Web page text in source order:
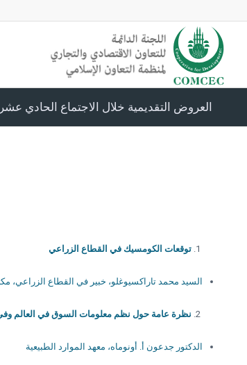
العروض التقديمية خلال الاجتماع الحادي
توقعات الكومسيك في القطاع الزراعي
السيد محمد تاراكسيوغلو، خبير في القطاع الزراعي،
نظرة عامة حول نظم معلومات السوق في العالم
الدكتور جدعون أ. أونوماه، معهد الموارد الطبيعية